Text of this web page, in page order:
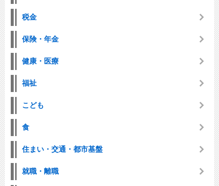
税金
保険・年金
健康・医療
福祉
こども
食
住まい・交通・都市基盤
就職・離職